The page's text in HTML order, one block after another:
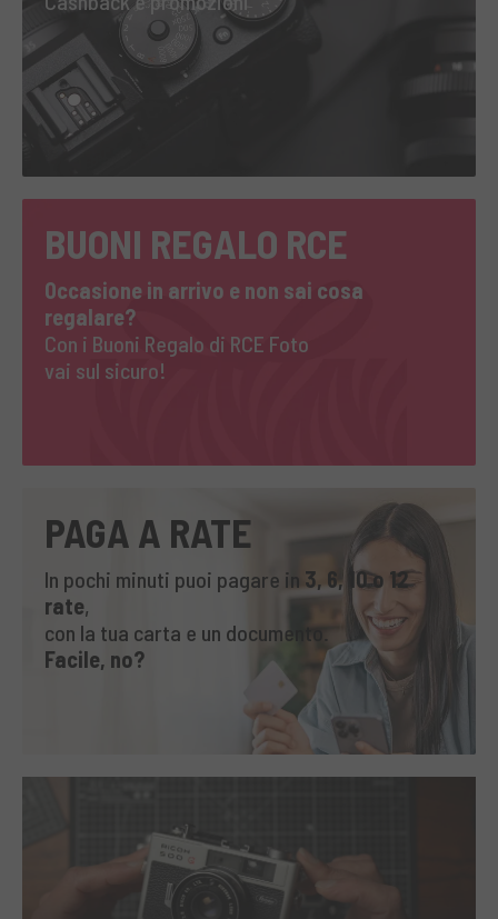
BUONI REGALO RCE
Occasione in arrivo e non sai cosa
regalare?
Con i Buoni Regalo di RCE Foto
vai sul sicuro!
PAGA A RATE
In pochi minuti puoi pagare in 3, 6, 10 o 12
rate,
con la tua carta e un documento.
Facile, no?